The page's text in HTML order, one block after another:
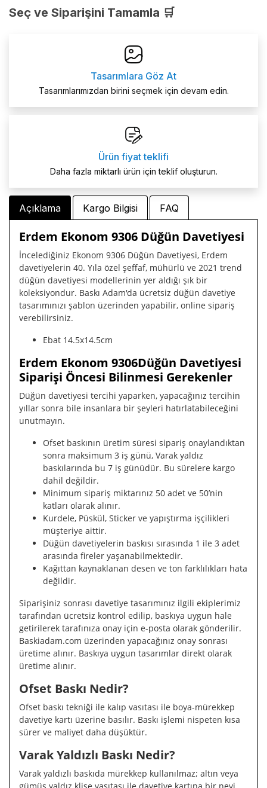
Seç ve Siparişini Tamamla 🛒
Tasarımlara Göz At
Tasarımlarımızdan birini seçmek için devam edin.
Ürün fiyat teklifi
Daha fazla miktarlı ürün için teklif oluşturun.
Açıklama Kargo Bilgisi FAQ
Erdem Ekonom 9306 Düğün Davetiyesi
İncelediğiniz Ekonom 9306 Düğün Davetiyesi, Erdem
davetiyelerin 40. Yıla özel şeffaf, mühürlü ve 2021 trend
düğün davetiyesi modellerinin yer aldığı şık bir
koleksiyondur. Baskı Adam'da ücretsiz düğün davetiye
tasarımınızı şablon üzerinden yapabilir, online sipariş
verebilirsiniz.
Ebat 14.5x14.5cm
Erdem Ekonom 9306Düğün Davetiyesi
Siparişi Öncesi Bilinmesi Gerekenler
Düğün davetiyesi tercihi yaparken, yapacağınız tercihin
yıllar sonra bile insanlara bir şeyleri hatırlatabileceğini
unutmayın.
Ofset baskının üretim süresi sipariş onaylandıktan
sonra maksimum 3 iş günü, Varak yaldız
baskılarında bu 7 iş günüdür. Bu sürelere kargo
dahil değildir.
Minimum sipariş miktarınız 50 adet ve 50’nin
katları olarak alınır.
Kurdele, Püskül, Sticker ve yapıştırma işçilikleri
müşteriye aittir.
Düğün davetiyelerin baskısı sırasında 1 ile 3 adet
arasında fireler yaşanabilmektedir.
Kağıttan kaynaklanan desen ve ton farklılıkları hata
değildir.
Siparişiniz sonrası davetiye tasarımınız ilgili ekiplerimiz
tarafından ücretsiz kontrol edilip, baskıya uygun hale
getirilerek tarafınıza onay için e-posta olarak gönderilir.
Baskiadam.com üzerinden yapacağınız onay sonrası
üretime alınır. Baskıya uygun tasarımlar direkt olarak
üretime alınır.
Ofset Baskı Nedir?
Ofset baskı tekniği ile kalıp vasıtası ile boya-mürekkep
davetiye kartı üzerine basılır. Baskı işlemi nispeten kısa
sürer ve maliyet daha düşüktür.
Varak Yaldızlı Baskı Nedir?
Varak yaldızlı baskıda mürekkep kullanılmaz; altın veya